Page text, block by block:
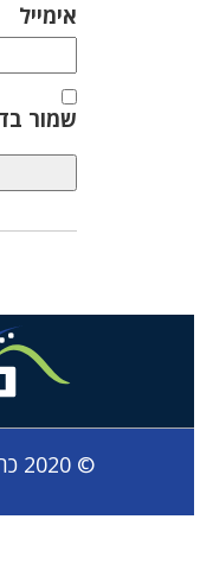
אימייל
שמור
© 2020 כרמליסט